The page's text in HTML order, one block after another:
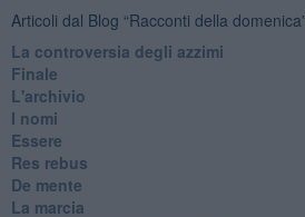
Articoli dal Blog “Racconti della
La controversia degli azzimi
Finale
L'archivio
I nomi
Essere
Res rebus
De mente
La marcia